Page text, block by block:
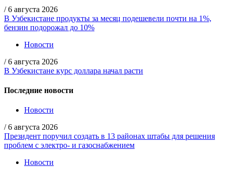
/ 6 августа 2026
В Узбекистане продукты за месяц подешевели почти на 1%,
бензин подорожал до 10%
Новости
/ 6 августа 2026
В Узбекистане курс доллара начал расти
Последние новости
Новости
/ 6 августа 2026
Президент поручил создать в 13 районах штабы для решения
проблем с электро- и газоснабжением
Новости